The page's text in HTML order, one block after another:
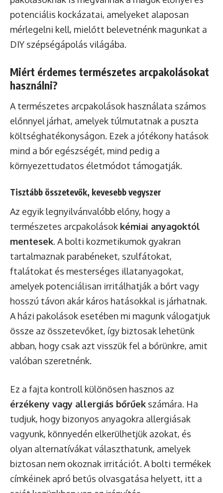
potenciális kockázatai, amelyeket alaposan
mérlegelni kell, mielőtt belevetnénk magunkat a
DIY szépségápolás világába.
Miért érdemes természetes arcpakolásokat
használni?
A természetes arcpakolások használata számos
előnnyel járhat, amelyek túlmutatnak a puszta
költséghatékonyságon. Ezek a jótékony hatások
mind a bőr egészségét, mind pedig a
környezettudatos életmódot támogatják.
Tisztább összetevők, kevesebb vegyszer
Az egyik legnyilvánvalóbb előny, hogy a
természetes arcpakolások kémiai anyagoktól
mentesek. A bolti kozmetikumok gyakran
tartalmaznak parabéneket, szulfátokat,
ftalátokat és mesterséges illatanyagokat,
amelyek potenciálisan irritálhatják a bőrt vagy
hosszú távon akár káros hatásokkal is járhatnak.
A házi pakolások esetében mi magunk válogatjuk
össze az összetevőket, így biztosak lehetünk
abban, hogy csak azt visszük fel a bőrünkre, amit
valóban szeretnénk.
Ez a fajta kontroll különösen hasznos az
érzékeny vagy allergiás bőrűek számára. Ha
tudjuk, hogy bizonyos anyagokra allergiásak
vagyunk, könnyedén elkerülhetjük azokat, és
olyan alternatívákat választhatunk, amelyek
biztosan nem okoznak irritációt. A bolti termékek
címkéinek apró betűs olvasgatása helyett, itt a